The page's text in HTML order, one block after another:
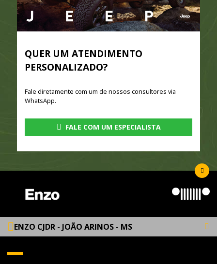
QUER UM ATENDIMENTO
PERSONALIZADO?
Fale diretamente com um de nossos consultores via
WhatsApp.
FALE COM UM ESPECIALISTA
ENZO CJDR - JOÃO ARINOS - MS